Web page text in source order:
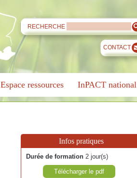
RECHERCHE
CONTACT
Espace ressources InPACT national
Infos pratiques
Durée de formation 2 jour(s)
Télécharger le pdf